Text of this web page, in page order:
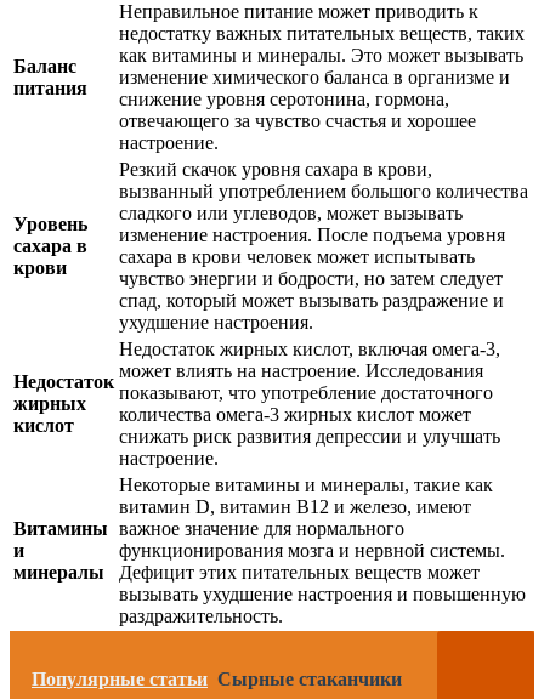
Баланс
питания
Неправильное питание может приводить к
недостатку важных питательных веществ, таких
как витамины и минералы. Это может вызывать
изменение химического баланса в организме и
снижение уровня серотонина, гормона,
отвечающего за чувство счастья и хорошее
настроение.
Уровень
сахара в
крови
Резкий скачок уровня сахара в крови,
вызванный употреблением большого количества
сладкого или углеводов, может вызывать
изменение настроения. После подъема уровня
сахара в крови человек может испытывать
чувство энергии и бодрости, но затем следует
спад, который может вызывать раздражение и
ухудшение настроения.
Недостаток
жирных
кислот
Недостаток жирных кислот, включая омега-3,
может влиять на настроение. Исследования
показывают, что употребление достаточного
количества омега-3 жирных кислот может
снижать риск развития депрессии и улучшать
настроение.
Витамины
и
минералы
Некоторые витамины и минералы, такие как
витамин D, витамин B12 и железо, имеют
важное значение для нормального
функционирования мозга и нервной системы.
Дефицит этих питательных веществ может
вызывать ухудшение настроения и повышенную
раздражительность.
Популярные статьи Сырные стаканчики